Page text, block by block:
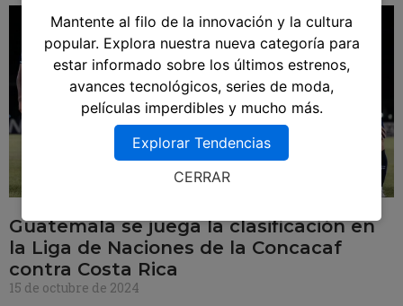
Guatemala se juega la clasificación en
la Liga de Naciones de la Concacaf
contra Costa Rica
15 de octubre de 2024
Mantente al filo de la innovación y la cultura
popular. Explora nuestra nueva categoría para
estar informado sobre los últimos estrenos,
avances tecnológicos, series de moda,
películas imperdibles y mucho más.
Explorar Tendencias
CERRAR